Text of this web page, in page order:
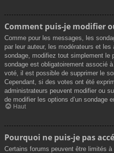
Comment puis-je modifier
Comme pour les messages, les
par leur auteur, les modérateurs et
sondage, modifiez tout simplement le
sondage est obligatoirement associé
voté, il est possible de supprimer le
Cependant, si des votes ont été
administrateurs peuvent modifier ou
de modifier les options d’un sondage
Haut
Pourquoi ne puis-je pas
Certains forums peuvent être limités